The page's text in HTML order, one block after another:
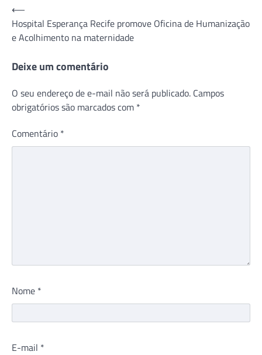
Navegação
de
Post
⟵
Hospital Esperança Recife promove Oficina de Humanização
e Acolhimento na maternidade
Deixe um comentário
O seu endereço de e-mail não será publicado. Campos
obrigatórios são marcados com *
Comentário *
Nome *
E-mail *